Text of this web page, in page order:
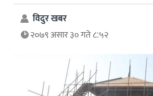
विदुर खबर
२०७९ असार ३० गते ८:५२